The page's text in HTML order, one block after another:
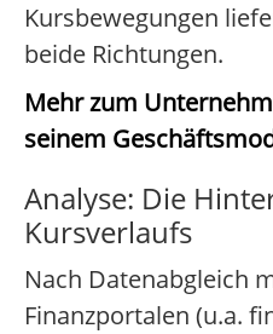
Kursbewegungen
beide Richtungen.
Mehr zum
seinem
Analyse: Die
Kursverlaufs
Nach Datenabgleich
Finanzportalen (u.a.